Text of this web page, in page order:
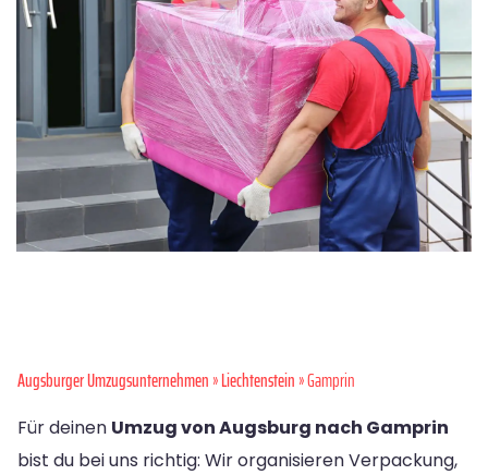
Augsburger Umzugsunternehmen»Liechtenstein» Gamprin
Für deinen Umzug von Augsburg nach Gamprin
bist du bei uns richtig: Wir organisieren Verpackung,